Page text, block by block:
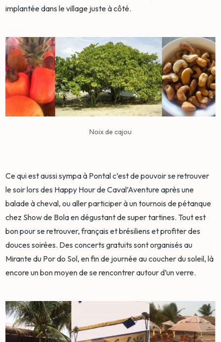
implantée dans le village juste à côté.
Noix de cajou
Ce qui est aussi sympa à Pontal c’est de pouvoir se retrouver
le soir lors des Happy Hour de Caval’Aventure après une
balade à cheval, ou aller participer à un tournois de pétanque
chez Show de Bola en dégustant de super tartines. Tout est
bon pour se retrouver, français et brésiliens et profiter des
douces soirées. Des concerts gratuits sont organisés au
Mirante du Por do Sol, en fin de journée au coucher du soleil, là
encore un bon moyen de se rencontrer autour d’un verre.